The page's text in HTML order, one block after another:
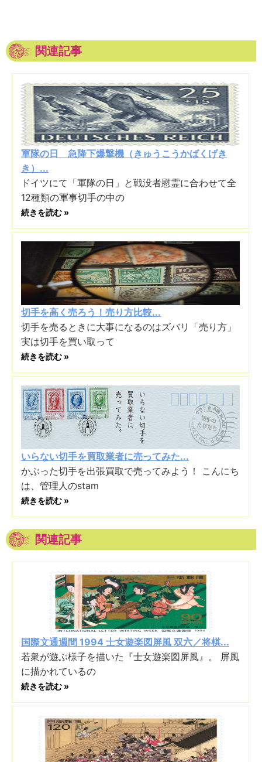
関連記事
軍隊の日 急降下爆撃機（きゅうこうかばくげき
き）...
ドイツにて「軍隊の日」と戦没者慰霊に合わせて全
12種類の軍事切手の中の
続きを読む »
切手を高く売ろう！売り方比較...
切手を売るときに大事になるのはズバリ「売り方」
実は切手を買い取って
続きを読む »
いらない切手を買取業者に売ってみた...
かぶった切手を出張買取で売ってみよう！ こんにち
は、管理人のstam
続きを読む »
関連記事
国際文通週間 1994 士女遊楽図屏風 双六／将棋...
若衆が遊ぶ様子を描いた『士女遊楽図屏風』。 屏風
に描かれているの
続きを読む »